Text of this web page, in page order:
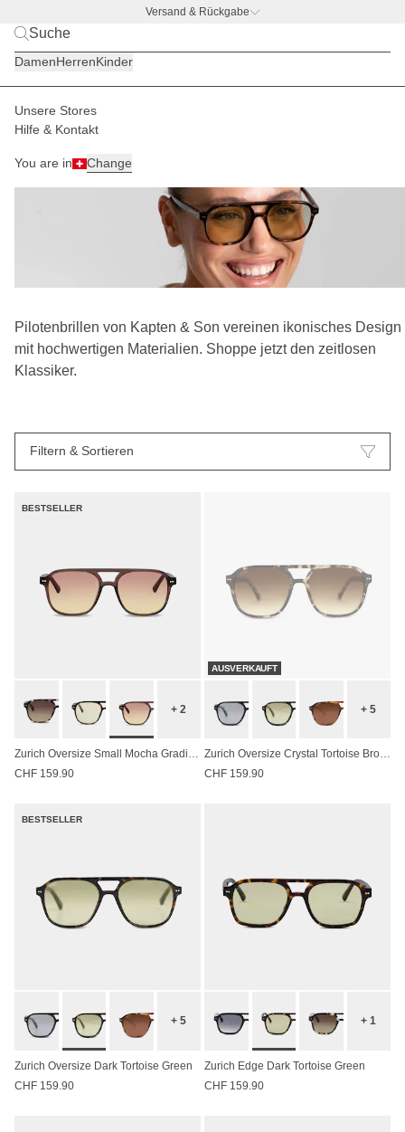
Versand & Rückgabe
DamenHerrenKinder
Unsere Stores
Hilfe & Kontakt
You are in Change
Rahmenform: Pilot
Pilotenbrillen von Kapten & Son vereinen ikonisches Design
mit hochwertigen Materialien. Shoppe jetzt den zeitlosen
Klassiker.
Filtern & Sortieren
BESTSELLER
+ 2
Zurich Oversize Small Mocha Gradient Brown
CHF 159.90
AUSVERKAUFT
+ 5
Zurich Oversize Crystal Tortoise Brown
CHF 159.90
BESTSELLER
+ 5
Zurich Oversize Dark Tortoise Green
CHF 159.90
+ 1
Zurich Edge Dark Tortoise Green
CHF 159.90